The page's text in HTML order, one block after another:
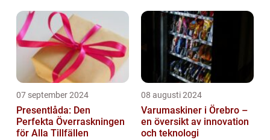
07 september 2024
Presentlåda: Den
Perfekta Överraskningen
för Alla Tillfällen
08 augusti 2024
Varumaskiner i Örebro –
en översikt av innovation
och teknologi